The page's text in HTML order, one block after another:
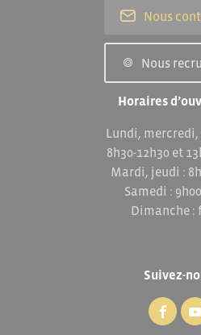
Nous
Nous
Horaires
Lundi, mercredi,
8h30-12h30 et
Mardi, jeudi :
Samedi :
Dimanche :
Suivez-